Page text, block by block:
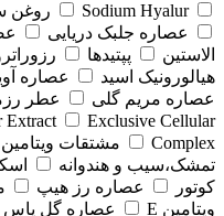
Sodium Hyalur
روغن
عصاره جلبک دریایی
الاستین
پپتیدها
هیالورونیک اسید
عصاره
عصاره مریم گلی
عطر
Extract
Exclusive Cellular
Complex
مشتقات
تمشک،سیب و هندوانه
کوتور
عصاره رز هیپ
ویتامین E
عصاره گل یاس